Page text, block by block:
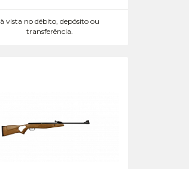
à vista no débito, depósito ou
transferência.